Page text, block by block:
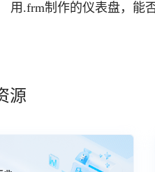
用.frm制作的仪表盘，能
源